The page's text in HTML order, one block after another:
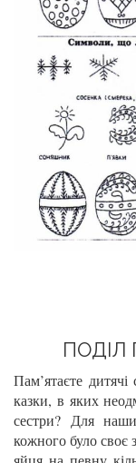
ПОДІЛ
Пам’ятаєте
казки, в яких
сестри? Для
кожного було своє